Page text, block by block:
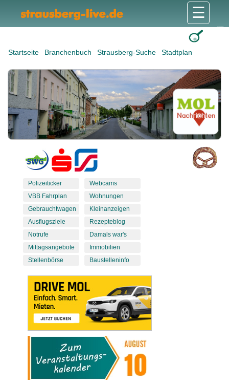
Startseite Branchenbuch Strausberg-Suche Stadtplan
☰
Polizeiticker
VBB Fahrplan
Gebrauchtwagen
Ausflugsziele
Notrufe
Mittagsangebote
Stellenbörse
Webcams
Wohnungen
Kleinanzeigen
Rezepteblog
Damals war's
Immobilien
Baustelleninfo